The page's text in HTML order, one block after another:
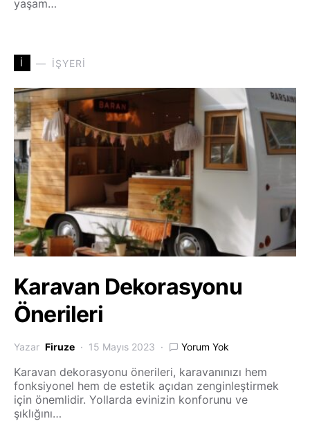
yaşam…
İ İŞYERI
Karavan Dekorasyonu
Önerileri
Yazar Firuze 15 Mayıs 2023 Yorum Yok
Karavan dekorasyonu önerileri, karavanınızı hem
fonksiyonel hem de estetik açıdan zenginleştirmek
için önemlidir. Yollarda evinizin konforunu ve
şıklığını…